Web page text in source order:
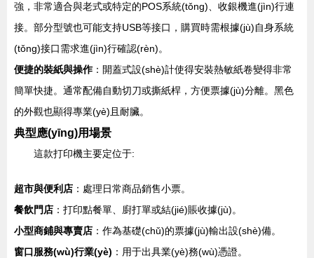
強，非常適合與老式或特定的POS系統(tǒng)、收銀機進(jìn)行連
接。部分型號也可能支持USB等接口，購買時需根據(jù)自身系統
(tǒng)接口需求進(jìn)行確認(rèn)。
便捷的裝紙與操作：開蓋式設(shè)計使得安裝熱敏紙卷變得非常
簡單快捷。通常配備自動切刀或撕紙桿，方便票據(jù)分離。黑色
的外觀也顯得專業(yè)且耐臟。
典型應(yīng)用場景
這款打印機主要定位于:
超市與便利店 ：處理日常商品銷售小票。
餐飲門店 ：打印點餐單、廚打單或結(jié)賬收據(jù)。
小型商鋪與專賣店 ：作為基礎(chǔ)的票據(jù)輸出設(shè)備。
窗口服務(wù)行業(yè) ：用于出具業(yè)務(wù)憑證。